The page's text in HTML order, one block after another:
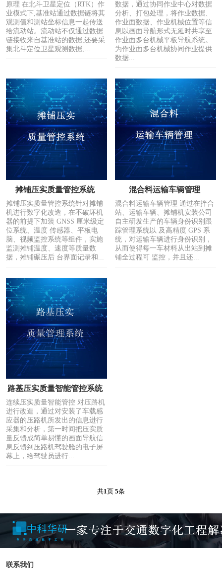
原理 在北斗卫星定位（RTK）作
业模式下,基准站通过数据链将其
观测值和测站坐标信息一起传送
给流动站。流动站不仅通过数据
链接收来自基准站的数据,还要采
集北斗定位卫星观测数据,...
数据，通过协同作业中心对数据
分析、打包处理，将作业数据、
作业面数据、作业机械位置等信
息以画面导航形式无延时共享至
作业面多台机械平板导航系统。
为作业面多台机械协同作业提供
数据...
摊铺压实质量管控系统
摊铺压实质量管控系统针对摊铺
机进行数字化改造，在不破坏机
器的前提下加装 GNSS 厘米级定
位系统、温度 传感器、平板电
脑、视频监控系统等组件，实施
监测摊铺温度、速度等质量数
据，摊铺碾压后 台界面记录和...
混合料运输车辆管理
混合料运输车辆管理 通过在拌合
站、运输车辆、摊铺机安装公司
自主研发生产的车辆身份识别跟
踪管理系统以 及高精度 GPS 系
统，对运输车辆进行身份识别，
从而使得每一车材料从出站到摊
铺全过程可 监控，并且还...
路基压实质量智能管控系统
连续压实质量智能管控 对压路机
进行改造，通过对安装了车载感
应器的压路机所发出的信息进行
采集和分析，第一时间把压实质
量反馈成简单易懂的画面导航信
息反馈到压路机驾驶舱的电子屏
幕上，给驾驶员进行...
共1页 5条
联系我们